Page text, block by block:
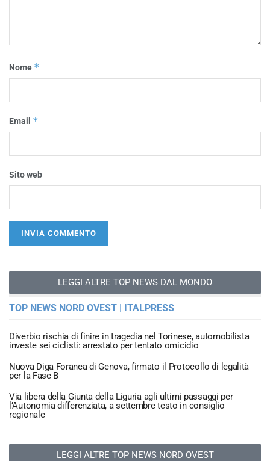
Nome *
Email *
Sito web
LEGGI ALTRE TOP NEWS DAL MONDO
TOP NEWS NORD OVEST | ITALPRESS
Diverbio rischia di finire in tragedia nel Torinese, automobilista
investe sei ciclisti: arrestato per tentato omicidio
Nuova Diga Foranea di Genova, firmato il Protocollo di legalità
per la Fase B
Via libera della Giunta della Liguria agli ultimi passaggi per
l’Autonomia differenziata, a settembre testo in consiglio
regionale
LEGGI ALTRE TOP NEWS NORD OVEST